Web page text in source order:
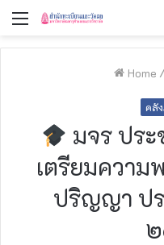
Menu
Home /
คลั
มจร ปร
เตรียมความ
ปริญญา ป